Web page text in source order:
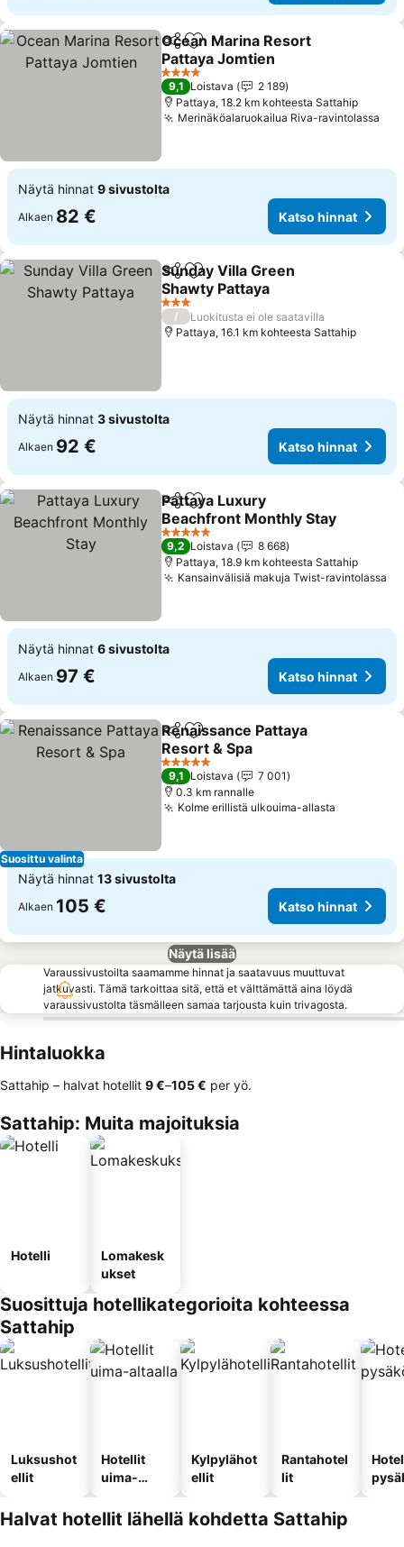
Jaa Lisää suosikkeihin
Ocean Marina Resort
Pattaya Jomtien
4 Tähtiluokitus
9,1 Loistava
2 189
Pattaya, 18.2 km kohteesta Sattahip
Merinäköalaruokailua Riva-ravintolassa
Näytä hinnat 9 sivustolta
Alkaen 82 € Katso hinnat
Jaa Lisää suosikkeihin
Sunday Villa Green
Shawty Pattaya
3 Tähtiluokitus
/
Luokitusta ei ole saatavilla
Pattaya, 16.1 km kohteesta Sattahip
Näytä hinnat 3 sivustolta
Alkaen 92 € Katso hinnat
Jaa Lisää suosikkeihin
Pattaya Luxury
Beachfront Monthly Stay
5 Tähtiluokitus
9,2 Loistava
8 668
Pattaya, 18.9 km kohteesta Sattahip
Kansainvälisiä makuja Twist-ravintolassa
Näytä hinnat 6 sivustolta
Alkaen 97 € Katso hinnat
Suosittu valinta
Jaa Lisää suosikkeihin
Renaissance Pattaya
Resort & Spa
5 Tähtiluokitus
9,1 Loistava
7 001
0.3 km rannalle
Kolme erillistä ulkouima-allasta
Näytä hinnat 13 sivustolta
Alkaen 105 € Katso hinnat
Näytä lisää
Varaussivustoilta saamamme hinnat ja saatavuus muuttuvat
jatkuvasti. Tämä tarkoittaa sitä, että et välttämättä aina löydä
varaussivustolta täsmälleen samaa tarjousta kuin trivagosta.
Hintaluokka
Sattahip – halvat hotellit ‎9 €–‎105 € per yö.
Sattahip: Muita majoituksia
Hotelli
Lomakesk
ukset
Suosittuja hotellikategorioita kohteessa
Sattahip
Luksushot
ellit
Hotellit
uima-
Kylpylähot
ellit
Rantahotel
lit
Halvat hotellit lähellä kohdetta Sattahip